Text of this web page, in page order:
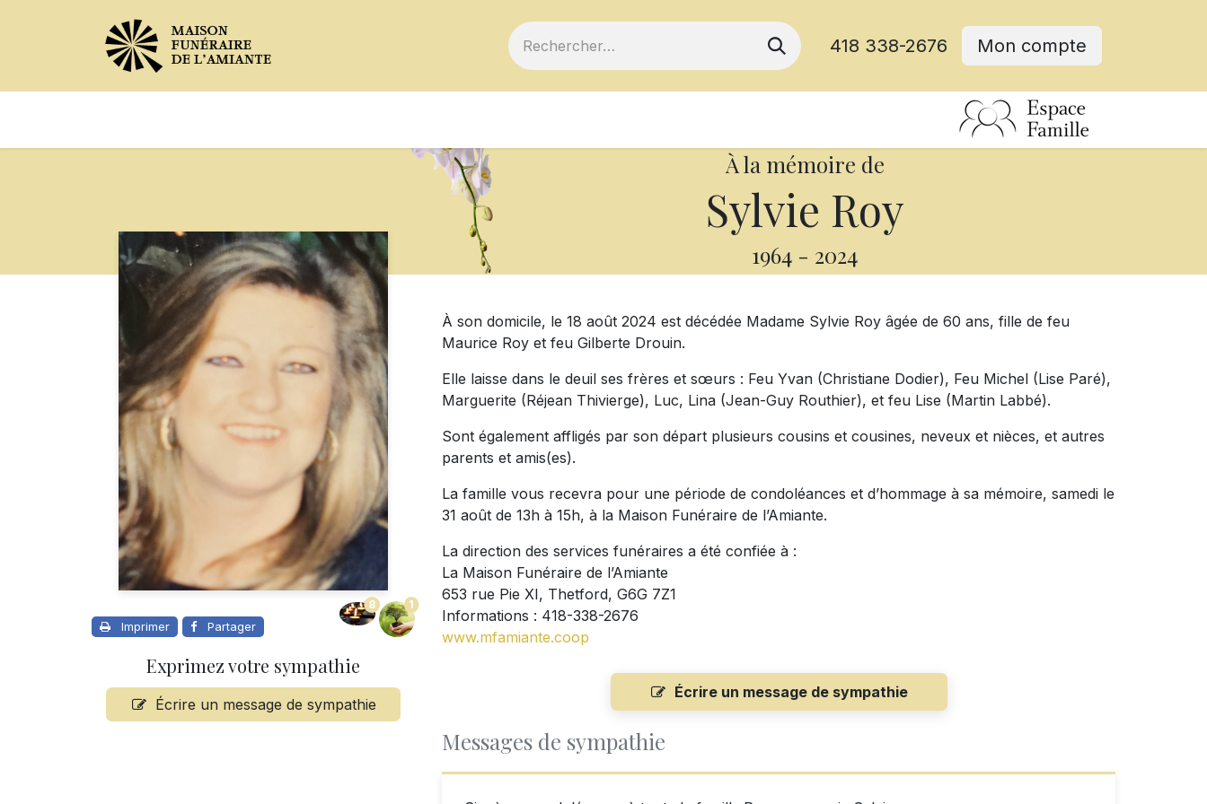
418 338-2676 Mon compte
À la mémoire de
Sylvie Roy
1964 - 2024
Imprimer Partager
8 1
Exprimez votre sympathie
Écrire un message de sympathie
À son domicile, le 18 août 2024 est décédée Madame Sylvie Roy âgée de 60 ans, fille de feu
Maurice Roy et feu Gilberte Drouin.
Elle laisse dans le deuil ses frères et sœurs : Feu Yvan (Christiane Dodier), Feu Michel (Lise Paré),
Marguerite (Réjean Thivierge), Luc, Lina (Jean-Guy Routhier), et feu Lise (Martin Labbé).
Sont également affligés par son départ plusieurs cousins et cousines, neveux et nièces, et autres
parents et amis(es).
La famille vous recevra pour une période de condoléances et d’hommage à sa mémoire, samedi le
31 août de 13h à 15h, à la Maison Funéraire de l’Amiante.
La direction des services funéraires a été confiée à :
La Maison Funéraire de l’Amiante
653 rue Pie XI, Thetford, G6G 7Z1
Informations : 418-338-2676
www.mfamiante.coop
Écrire un message de sympathie
Messages de sympathie